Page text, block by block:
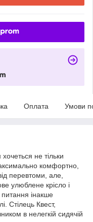
Оплата Умови
не тільки
комфортно,
перевтоми, але,
улюблене крісло і
інакше
Стілець Квест,
в нелегкій сидячій